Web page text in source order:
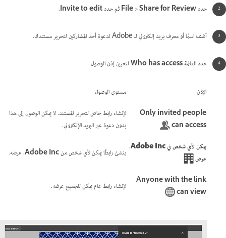
حدد File>Share for Review ثم حددInvite to edit
.
أضف اسمًا أو معرف بريد إلكتروني لـ Adobe لدعوة أحد المشاركين لتحرير مستندك.
حدد القائمةWho has accessلتعيين إذن الوصول.
الإذن
مستوى الوصول
Only invited people
can access
لإنشاء رابط خاص لتحرير المستند. لا يمكن الوصول إلى هذا
بدون دعوة عبر البريد الإلكتروني.
يمكن لأي شخص فيAdobe Inc.
عرض
ينشئ رابطًا يمكن لأي شخص منAdobe Inc. عرضه.
Anyone with the link
can view
لإنشاء رابط عام يمكن للجميع عرضه.